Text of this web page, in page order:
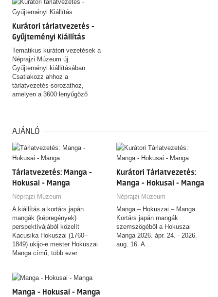
Kurátori tárlatvezetés -
Gyűjteményi Kiállítás
Tematikus kurátori vezetések a
Néprajzi Múzeum új
Gyűjteményi kiállításában.
Csatlakozz ahhoz a
tárlatvezetés-sorozathoz,
amelyen a 3600 lenyűgöző
rejtett történeteit és
meg! FONTOS! Az egyes
alkalmak kölünböző témákban
kínálnak tárlatvezetést. Erről
alább tájékozódhat!
AJÁNLÓ
Tárlatvezetés: Manga -
Hokusai - Manga
Néprajzi Múzeum
A kiállítás a kortárs japán
mangák (képregények)
perspektívájából közelít
Kacusika Hokuszai (1760–
1849) ukijo-e mester Hokuszai
Manga című, több ezer
Kurátori Tárlatvezetés:
Manga - Hokusai - Manga
Néprajzi Múzeum
Manga – Hokuszai – Manga
Kortárs japán mangák
szemszögéből a Hokuszai
Manga 2026. ápr. 24. - 2026.
aug. 16. A…
Manga - Hokusai - Manga